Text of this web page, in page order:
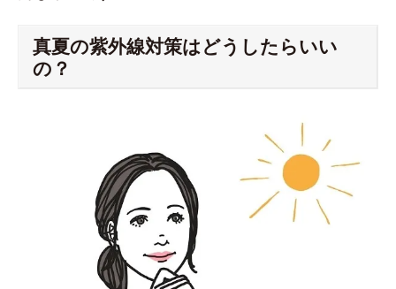
真夏の紫外線対策はどうしたらいい
の？